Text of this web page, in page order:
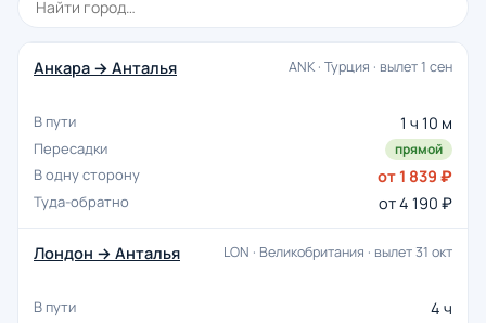
Анкара → Анталья ANK · Турция · вылет 1 сен
1 ч 10 м
прямой
от 1 839 ₽
от 4 190 ₽
Лондон → Анталья LON · Великобритания · вылет 31 окт
4 ч